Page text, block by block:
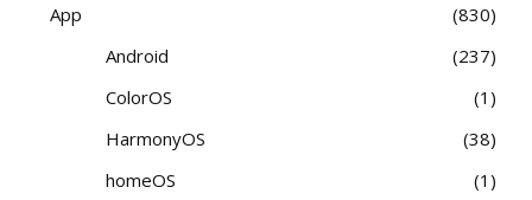
App
830
Android
237
ColorOS
1
HarmonyOS
38
homeOS
1